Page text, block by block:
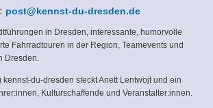
post@kennst-du-dresden.de(link
e-
mail)
in Dresden, interessante, humorvolle
Fahrradtouren in der Region, Teamevents und
Dresden.
kennst-du-dresden steckt Anett Lentwojt und ein
Kulturschaffende und Veranstalter:innen.